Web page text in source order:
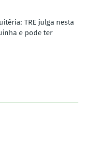
TRE julga nesta
e pode ter